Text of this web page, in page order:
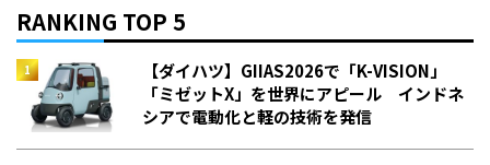
RANKING TOP 5
【ダイハツ】GIIAS2026で「K-VISION」
「ミゼットX」を世界にアピール インドネ
シアで電動化と軽の技術を発信